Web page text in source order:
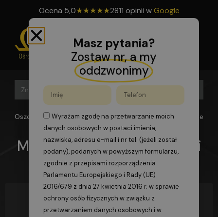
Ocena 5,0★★★★★2811 opinii wGoogle
Search
for:
Search
Oszomega>Blog>Mam uprawnienia na wózki widłowe bez
Mam uprawnienia na wózki
widłowe bez UDT
Masz pytania?
Zostaw nr, a my
oddzwonimy
Wyrażam zgodę na przetwarzanie moich
danych osobowych w postaci imienia,
nazwiska, adresu e-mail i nr tel. (jeżeli został
podany), podanych w powyższym formularzu,
zgodnie z przepisami rozporządzenia
Parlamentu Europejskiego i Rady (UE)
2016/679 z dnia 27 kwietnia 2016 r. w sprawie
ochrony osób fizycznych w związku z
przetwarzaniem danych osobowych i w